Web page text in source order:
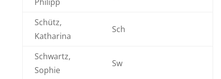
Schütz,
Katharina
Sch
Schwartz,
Sophie
Sw